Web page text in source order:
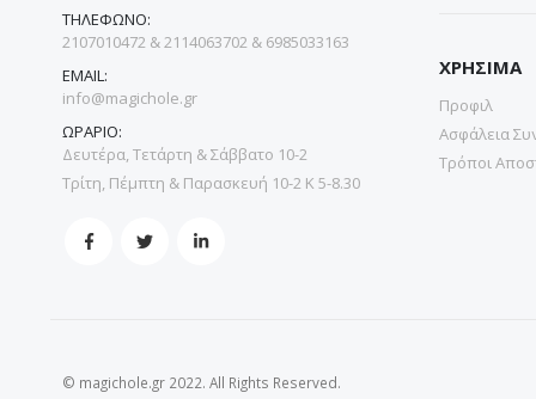
ΤΗΛΕΦΩΝΟ:
2107010472 & 2114063702 & 6985033163
EMAIL:
info@magichole.gr
ΩΡΑΡΙΟ:
Δευτέρα, Τετάρτη & Σάββατο 10-2
Τρίτη, Πέμπτη & Παρασκευή 10-2 Κ 5-8.30
ΧΡΗΣΙΜΑ
Προφιλ
Ασφάλεια
Τρόποι
© magichole.gr 2022. All Rights Reserved.